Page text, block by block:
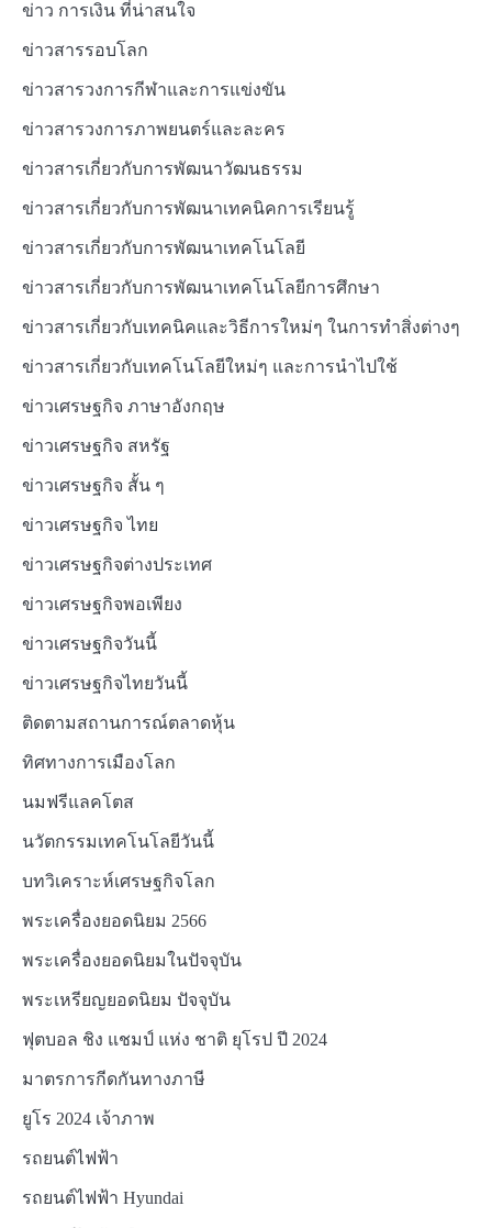
ข่าว การเงิน ที่น่าสนใจ
ข่าวสารรอบโลก
ข่าวสารวงการกีฬาและการแข่งขัน
ข่าวสารวงการภาพยนตร์และละคร
ข่าวสารเกี่ยวกับการพัฒนาวัฒนธรรม
ข่าวสารเกี่ยวกับการพัฒนาเทคนิคการเรียนรู้
ข่าวสารเกี่ยวกับการพัฒนาเทคโนโลยี
ข่าวสารเกี่ยวกับการพัฒนาเทคโนโลยีการศึกษา
ข่าวสารเกี่ยวกับเทคนิคและวิธีการใหม่ๆ ในการทำสิ่งต่างๆ
ข่าวสารเกี่ยวกับเทคโนโลยีใหม่ๆ และการนำไปใช้
ข่าวเศรษฐกิจ ภาษาอังกฤษ
ข่าวเศรษฐกิจ สหรัฐ
ข่าวเศรษฐกิจ สั้น ๆ
ข่าวเศรษฐกิจ ไทย
ข่าวเศรษฐกิจต่างประเทศ
ข่าวเศรษฐกิจพอเพียง
ข่าวเศรษฐกิจวันนี้
ข่าวเศรษฐกิจไทยวันนี้
ติดตามสถานการณ์ตลาดหุ้น
ทิศทางการเมืองโลก
นมฟรีแลคโตส
นวัตกรรมเทคโนโลยีวันนี้
บทวิเคราะห์เศรษฐกิจโลก
พระเครื่องยอดนิยม 2566
พระเครื่องยอดนิยมในปัจจุบัน
พระเหรียญยอดนิยม ปัจจุบัน
ฟุตบอล ชิง แชมป์ แห่ง ชาติ ยุโรป ปี 2024
มาตรการกีดกันทางภาษี
ยูโร 2024 เจ้าภาพ
รถยนต์ไฟฟ้า
รถยนต์ไฟฟ้า Hyundai